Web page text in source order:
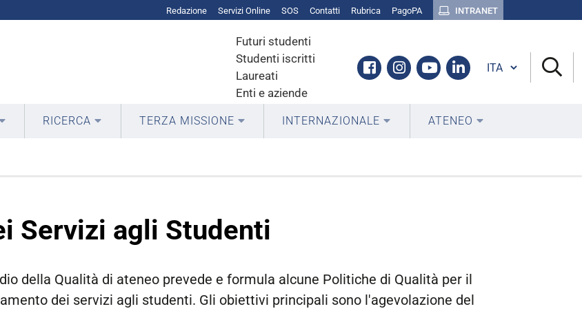
Redazione Servizi Online SOS Contatti Rubrica PagoPA INTRANET
Futuri studenti
Studenti iscritti
Laureati
Enti e aziende
Facebook
Instagram
YoutubeLinkedin
Cambia lingua
RICERCA TERZA MISSIONE INTERNAZIONALE ATENEO
Servizi agli Studenti
della Qualità di ateneo prevede e formula alcune Politiche di Qualità per il
dei servizi agli studenti. Gli obiettivi principali sono l'agevolazione del